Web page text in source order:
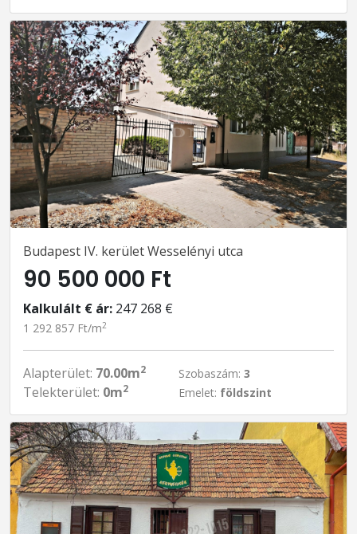
Budapest IV. kerület Wesselényi utca
90 500 000 Ft
Kalkulált € ár: 247 268 €
1 292 857 Ft/m2
Alapterület: 70.00m2
Telekterület: 0m2
Szobaszám: 3
Emelet: földszint